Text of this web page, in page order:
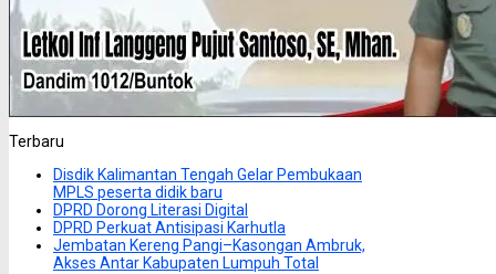
Terbaru
Disdik Kalimantan Tengah Gelar Pembukaan
MPLS peserta didik baru
DPRD Dorong Literasi Digital
DPRD Perkuat Antisipasi Karhutla
Jembatan Kereng Pangi–Kasongan Ambruk,
Akses Antar Kabupaten Lumpuh Total